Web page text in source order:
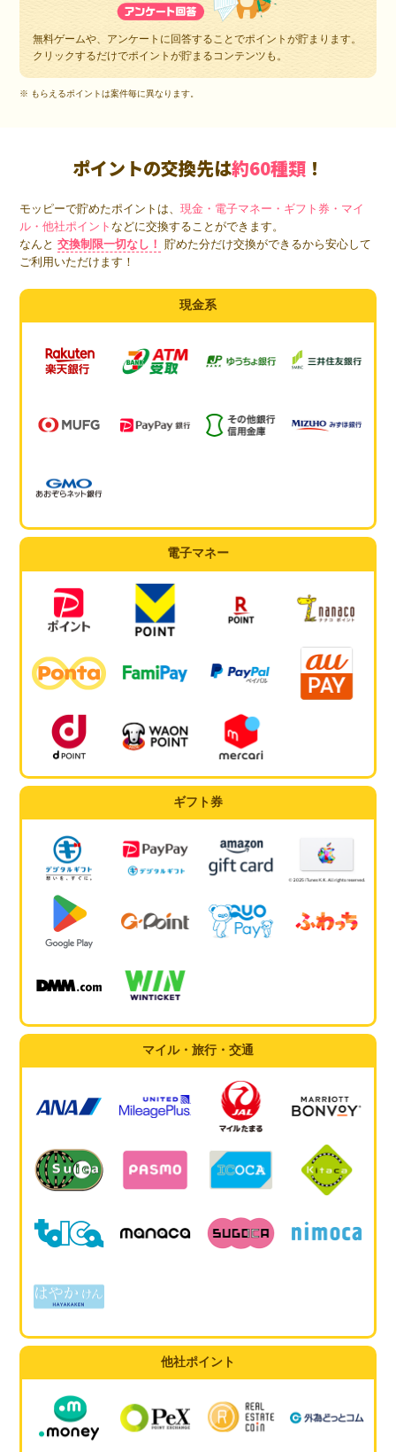
無料ゲームや、アンケートに回答することでポイントが貯まります。
クリックするだけでポイントが貯まるコンテンツも。
※ もらえるポイントは案件毎に異なります。
ポイントの交換先は約60種類 ！
モッピーで貯めたポイントは、現金・電子マネー・ギフト券・マイ
ル・他社ポイントなどに交換することができます。
なんと 交換制限一切なし！
貯めた分だけ交換ができるから安心して
ご利用いただけます！
現金系
電子マネー
ギフト券
マイル・旅行・交通
他社ポイント